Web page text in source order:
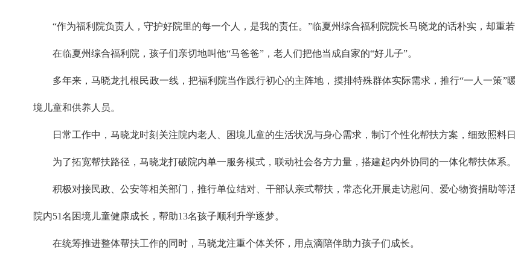
“作为福利院负责人，守护好院里的每一个人，是我的责任。”临夏州综合福利院院长马晓龙的话朴实，却重若
在临夏州综合福利院，孩子们亲切地叫他“马爸爸”，老人们把他当成自家的“好儿子”。
多年来，马晓龙扎根民政一线，把福利院当作践行初心的主阵地，摸排特殊群体实际需求，推行“一人一策”
境儿童和供养人员。
日常工作中，马晓龙时刻关注院内老人、困境儿童的生活状况与身心需求，制订个性化帮扶方案，细致照料
为了拓宽帮扶路径，马晓龙打破院内单一服务模式，联动社会各方力量，搭建起内外协同的一体化帮扶体系。
积极对接民政、公安等相关部门，推行单位结对、干部认亲式帮扶，常态化开展走访慰问、爱心物资捐助
院内51名困境儿童健康成长，帮助13名孩子顺利升学逐梦。
在统筹推进整体帮扶工作的同时，马晓龙注重个体关怀，用点滴陪伴助力孩子们成长。